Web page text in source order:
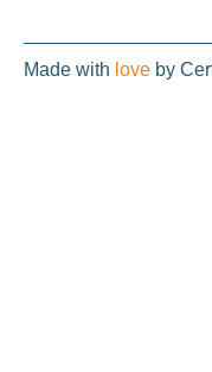
Made with love by